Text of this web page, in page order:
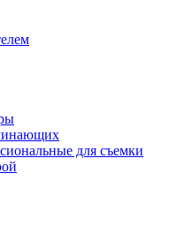
для съемки